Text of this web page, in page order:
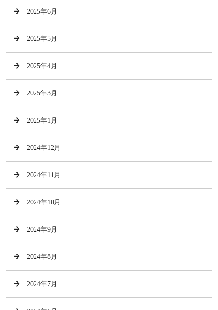
2025年6月
2025年5月
2025年4月
2025年3月
2025年1月
2024年12月
2024年11月
2024年10月
2024年9月
2024年8月
2024年7月